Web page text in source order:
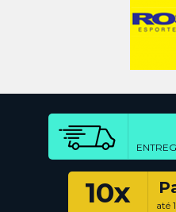
10x até